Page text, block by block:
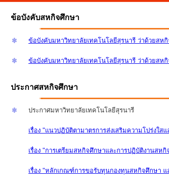
ข้อบังคับสหกิจศึกษา
ข้อบังคับมหาวิทยาลัยเทคโนโลยีสุรนารี ว่าด้วยส
ข้อบังคับมหาวิทยาลัยเทคโนโลยีสุรนารี ว่าด้วยส
ประกาศสหกิจศึกษา
ประกาศมหาวิทยาลัยเทคโนโลยีสุรนารี
เรื่อง "แนวปฏิบัติตามาตรการส่งเสริมความโปร่งใส
เรื่อง "การเตรียมสหกิจศึกษาและการปฏิบัติงานสหกิ
เรื่อง "หลักเกณฑ์การขอรับทุนกองทุนสหกิจศึกษา แ